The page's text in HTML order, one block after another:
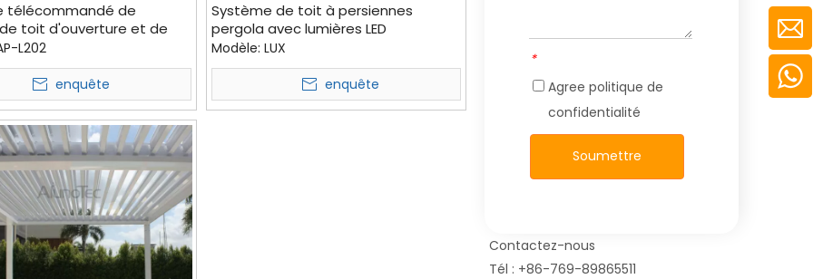
télécommandé de
toit d'ouverture et de
pour piscine
L202
enquête
Système de toit à persiennes
pergola avec lumières LED
Modèle: LUX
enquête
*
Agree politique de
confidentialité
Soumettre
Contactez-nous
Tél : +86-769-89865511